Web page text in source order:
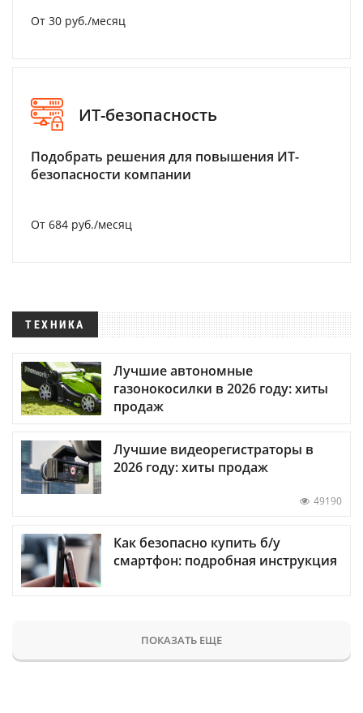
От 30 руб./месяц
ИТ-безопасность
Подобрать решения для повышения ИТ-
безопасности компании
От 684 руб./месяц
ТЕХНИКА
Лучшие автономные
газонокосилки в 2026 году: хиты
продаж
Лучшие видеорегистраторы в
2026 году: хиты продаж
49190
Как безопасно купить б/у
смартфон: подробная инструкция
ПОКАЗАТЬ ЕЩЕ